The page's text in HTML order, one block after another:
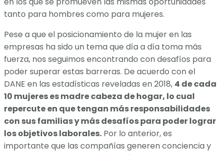
tanto para hombres como para mujeres.
Pese a que el posicionamiento de la mujer en las
empresas ha sido un tema que día a día toma más
fuerza, nos seguimos encontrando con desafíos para
poder superar estas barreras. De acuerdo con el
DANE en las estadísticas reveladas en 2018, 4 de cada
10 mujeres es madre cabeza de hogar, lo cual
repercute en que tengan más responsabilidades
con sus familias y más desafíos para poder lograr
los objetivos laborales. Por lo anterior, es
importante que las compañías generen conciencia y